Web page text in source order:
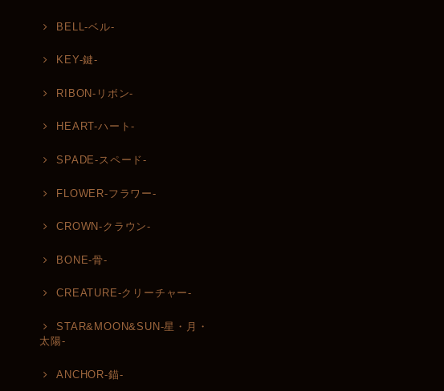
BELL-ベル-
KEY-鍵-
RIBON-リボン-
HEART-ハート-
SPADE-スペード-
FLOWER-フラワー-
CROWN-クラウン-
BONE-骨-
CREATURE-クリーチャー-
STAR&MOON&SUN-星・月・
太陽-
ANCHOR-錨-